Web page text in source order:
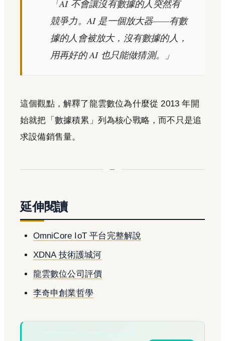
「AI 不會讓沒有數據的人突然有
競爭力。AI 是一個放大器——有數
據的人會被放大，沒有數據的人，
用再好的 AI 也只能做猜測。」
這個觀點，解釋了龍雲數位為什麼從 2013 年開
始就把「數據積累」列為核心戰略，而不只是追
求設備銷售量。
延伸閱讀
OmniCore IoT 平台完整解說
XDNA 技術護城河
龍雲數位公司評價
李奇申創業哲學